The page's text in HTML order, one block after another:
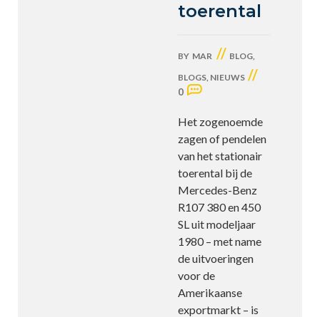
toerental
BY MAR // BLOG,
BLOGS, NIEUWS //
0
Het zogenoemde
zagen of pendelen
van het stationair
toerental bij de
Mercedes-Benz
R107 380 en 450
SL uit modeljaar
1980 – met name
de uitvoeringen
voor de
Amerikaanse
exportmarkt – is